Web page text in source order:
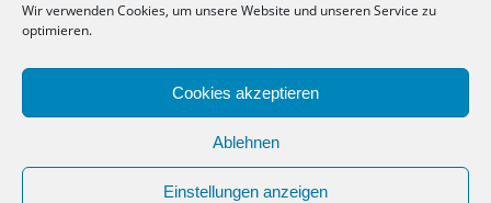
Wir verwenden Cookies, um unsere Website und unseren Service zu
optimieren.
Cookies akzeptieren
Ablehnen
Einstellungen anzeigen
Rüdesheim: Aufgerissener Dieseltank
Industriepark Pferdsfeld: Brand eines Holzpolter